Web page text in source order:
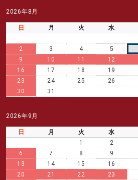
2026年8月
日 月 火 水
2
3 4 5
9
10 11 12
16
17 18 19
23
24 25 26
30
31
2026年9月
日 月 火 水
1
2
6
7 8 9
13
14 15 16
20
21 22 23